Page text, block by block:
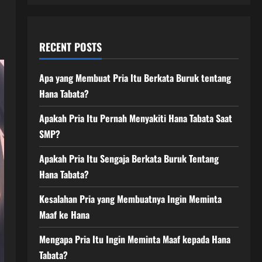
RECENT POSTS
Apa yang Membuat Pria Itu Berkata Buruk tentang
Hana Tabata?
Apakah Pria Itu Pernah Menyakiti Hana Tabata Saat
SMP?
Apakah Pria Itu Sengaja Berkata Buruk Tentang
Hana Tabata?
Kesalahan Pria yang Membuatnya Ingin Meminta
Maaf ke Hana
Mengapa Pria Itu Ingin Meminta Maaf kepada Hana
Tabata?